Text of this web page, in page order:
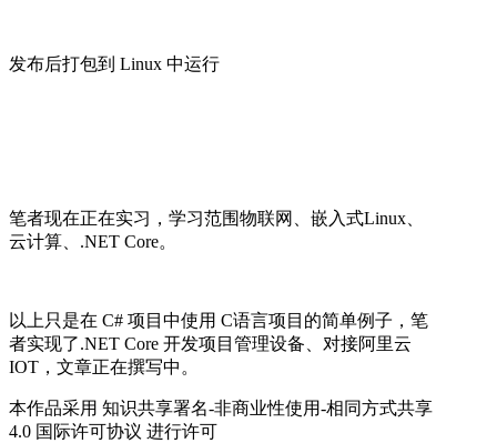
发布后打包到 Linux 中运行
笔者现在正在实习，学习范围物联网、嵌入式Linux、
云计算、.NET Core。
以上只是在 C# 项目中使用 C语言项目的简单例子，笔
者实现了.NET Core 开发项目管理设备、对接阿里云
IOT，文章正在撰写中。
本作品采用 知识共享署名-非商业性使用-相同方式共享
4.0 国际许可协议 进行许可